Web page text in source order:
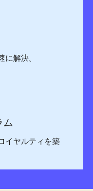
解決。
ム
イヤルティを築